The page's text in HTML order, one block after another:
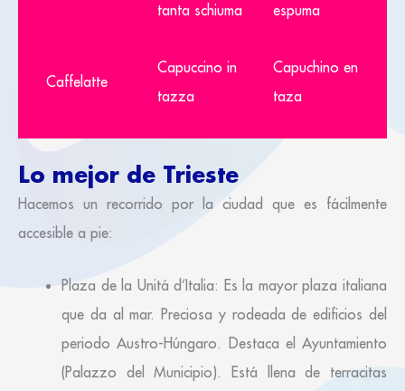
tanta schiuma
espuma
Caffelatte
Capuccino in
tazza
Capuchino en
taza
Lo mejor de Trieste
Hacemos un recorrido por la ciudad que es fácilmente
accesible a pie:
Plaza de la Unitá d’Italia: Es la mayor plaza italiana
que da al mar. Preciosa y rodeada de edificios del
periodo Austro-Húngaro. Destaca el Ayuntamiento
(Palazzo del Municipio). Está llena de terracitas